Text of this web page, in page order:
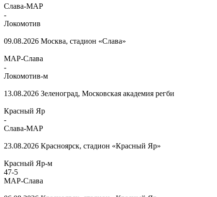
Слава-МАР
-
Локомотив
09.08.2026 Москва, стадион «Слава»
МАР-Слава
-
Локомотив-м
13.08.2026 Зеленоград, Московская академия регби
Красный Яр
-
Слава-МАР
23.08.2026 Красноярск, стадион «Красный Яр»
Красный Яр-м
47-5
МАР-Слава